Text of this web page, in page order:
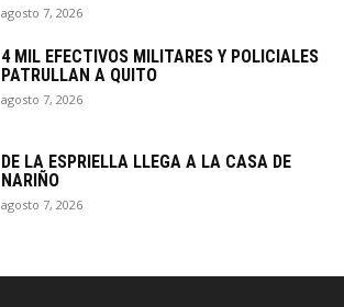
agosto 7, 2026
4 MIL EFECTIVOS MILITARES Y POLICIALES
PATRULLAN A QUITO
agosto 7, 2026
DE LA ESPRIELLA LLEGA A LA CASA DE
NARIÑO
agosto 7, 2026